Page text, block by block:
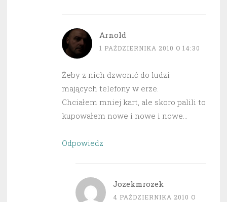
Arnold
1 PAŹDZIERNIKA 2010 O 14:30
Żeby z nich dzwonić do ludzi
mających telefony w erze.
Chciałem mniej kart, ale skoro palili to
kupowałem nowe i nowe i nowe…
Odpowiedz
Jozekmrozek
4 PAŹDZIERNIKA 2010 O